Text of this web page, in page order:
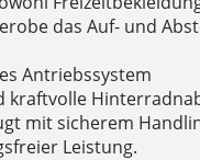
das Auf- und
Antriebssystem
kraftvolle
mit sicherem
Leistung.